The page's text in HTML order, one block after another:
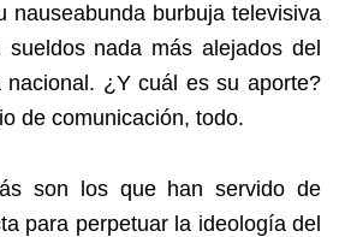
nauseabunda burbuja televisiva
nada más alejados del
¿Y cuál es su aporte?
de comunicación, todo.
son los que han servido de
para perpetuar la ideología del